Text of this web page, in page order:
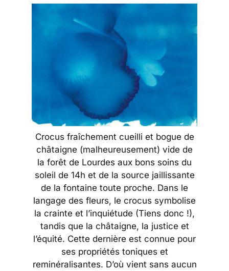
Crocus fraîchement cueilli et bogue de
châtaigne (malheureusement) vide de
la forêt de Lourdes aux bons soins du
soleil de 14h et de la source jaillissante
de la fontaine toute proche. Dans le
langage des fleurs, le crocus symbolise
la crainte et l’inquiétude (Tiens donc !),
tandis que la châtaigne, la justice et
l’équité. Cette dernière est connue pour
ses propriétés toniques et
reminéralisantes. D’où vient sans aucun